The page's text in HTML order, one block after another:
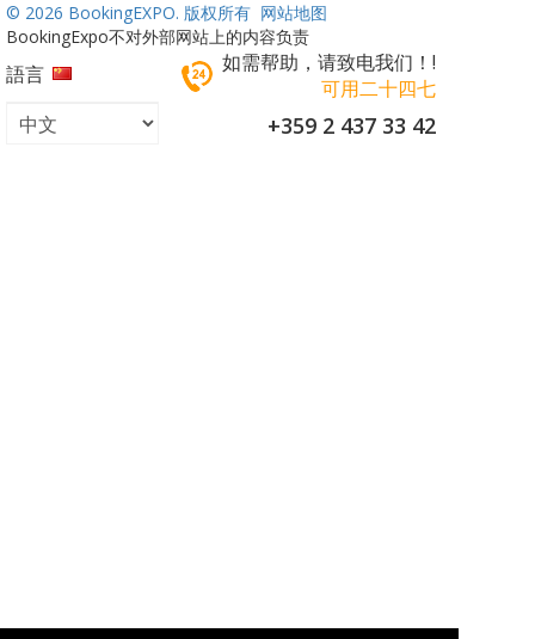
© 2026 BookingEXPO. 版权所有 网站地图
BookingExpo不对外部网站上的内容负责
語言
如需帮助，请致电我们！!
可用二十四七
+359 2 437 33 42